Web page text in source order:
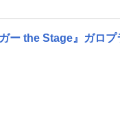
ー the Stage』ガロ